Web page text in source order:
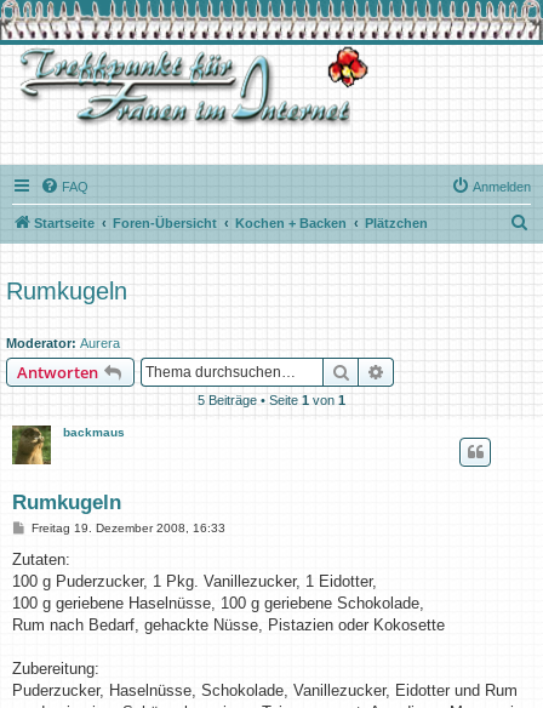
FAQ Anmelden
Startseite Foren-Übersicht Kochen + Backen Plätzchen
u
h
e
Rumkugeln
Moderator: Aurera
Antworten Suche Erweiterte Suche
5 Beiträge • Seite 1 von 1
backmaus
Rumkugeln
B
i
r
a
Freitag 19. Dezember 2008, 16:33
Zutaten:
100 g Puderzucker, 1 Pkg. Vanillezucker, 1 Eidotter,
100 g geriebene Haselnüsse, 100 g geriebene Schokolade,
Rum nach Bedarf, gehackte Nüsse, Pistazien oder Kokosette
Zubereitung:
Puderzucker, Haselnüsse, Schokolade, Vanillezucker, Eidotter und Rum